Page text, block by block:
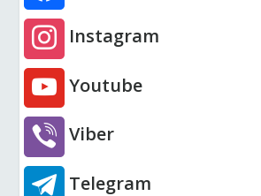
Instagram
Youtube
Viber
Telegram